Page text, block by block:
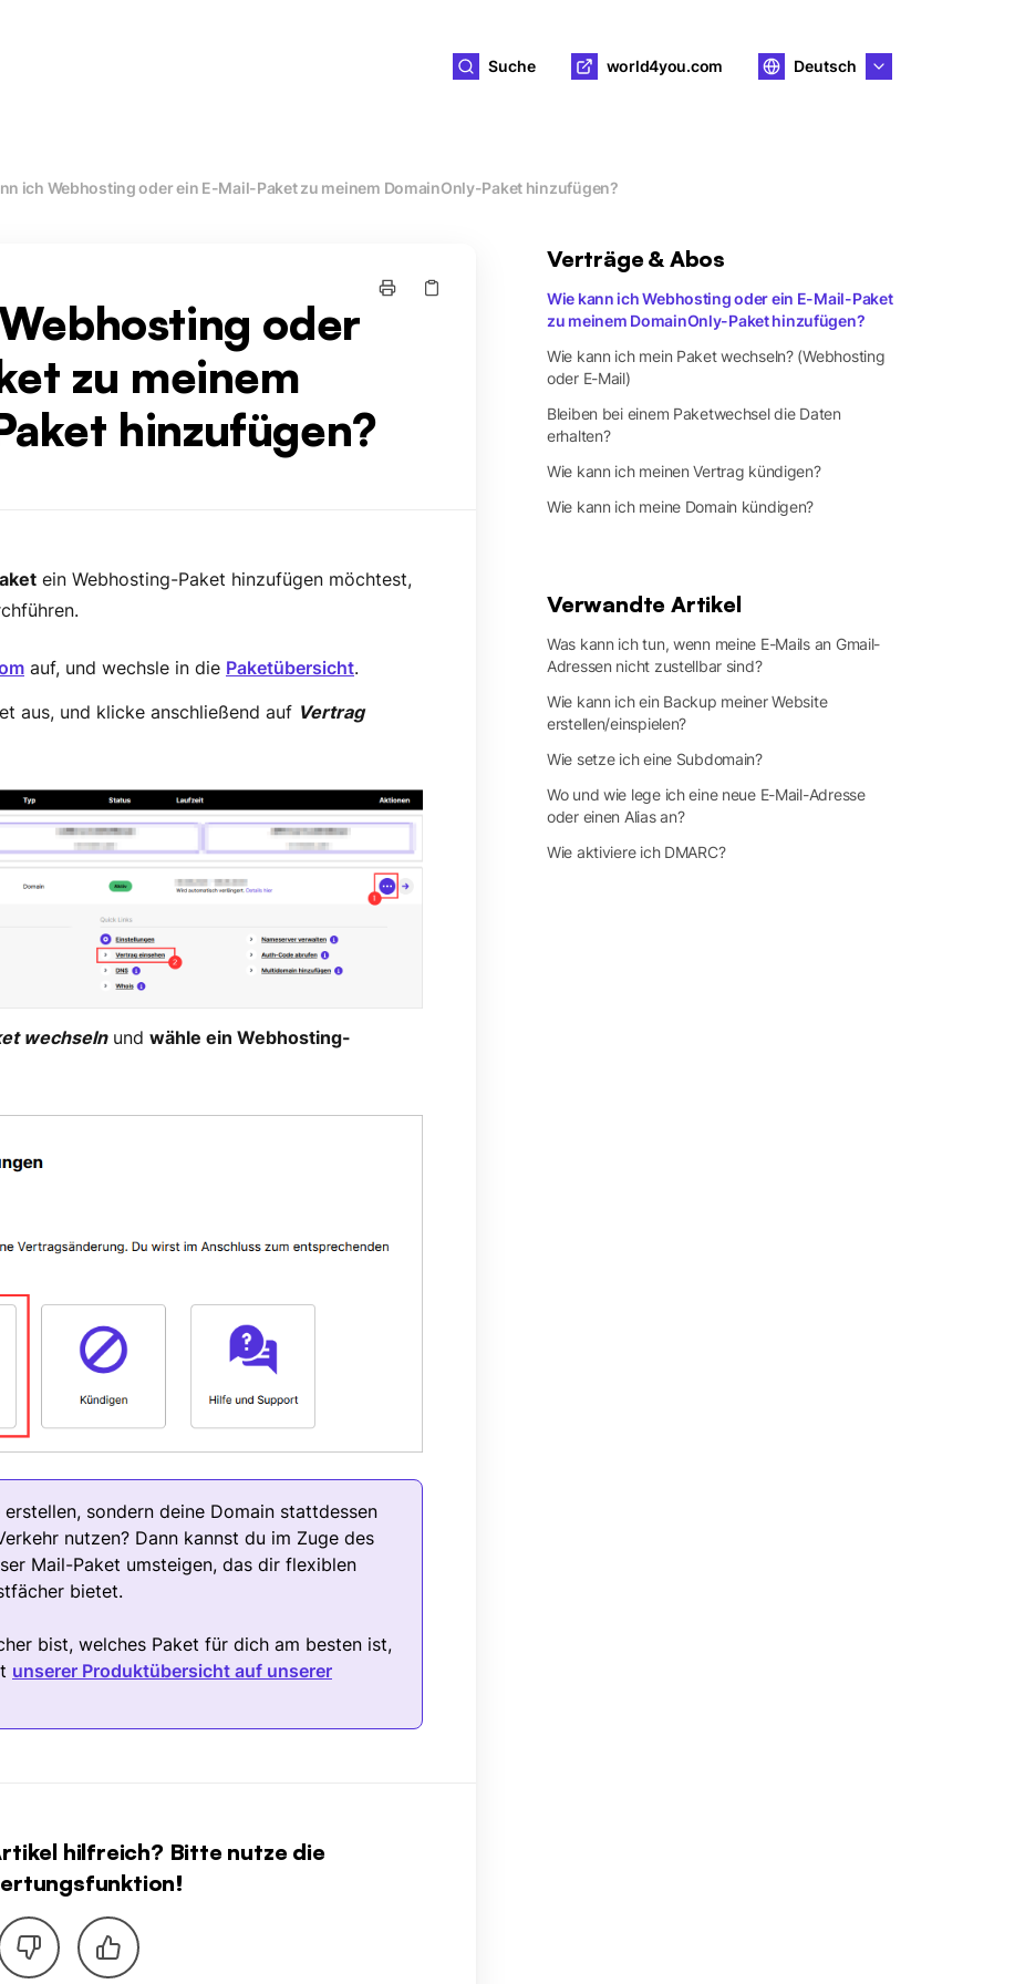
Suche world4you.com Deutsch
ich Webhosting oder ein E-Mail-Paket zu meinem DomainOnly-Paket hinzufügen?
oder
zu meinem
hinzufügen?
ein Webhosting-Paket hinzufügen möchtest,
auf, und wechsle in die Paketübersicht.
aus, und klicke anschließend auf Vertrag
wechselnund wähle ein Webhosting-
sondern deine Domain stattdessen
nutzen? Dann kannst du im Zuge des
Mail-Paket umsteigen, das dir flexiblen
bietet.
bist, welches Paket für dich am besten ist,
unserer Produktübersicht auf unserer
hilfreich? Bitte nutze die
Verträge & Abos
Wie kann ich Webhosting oder ein E-Mail-Paket
zu meinem DomainOnly-Paket hinzufügen?
Wie kann ich mein Paket wechseln? (Webhosting
oder E-Mail)
Bleiben bei einem Paketwechsel die Daten
erhalten?
Wie kann ich meinen Vertrag kündigen?
Wie kann ich meine Domain kündigen?
Verwandte Artikel
Was kann ich tun, wenn meine E-Mails an Gmail-
Adressen nicht zustellbar sind?
Wie kann ich ein Backup meiner Website
erstellen/einspielen?
Wie setze ich eine Subdomain?
Wo und wie lege ich eine neue E-Mail-Adresse
oder einen Alias an?
Wie aktiviere ich DMARC?